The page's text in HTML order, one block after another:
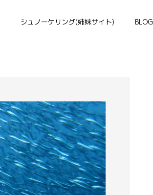
シュノーケリング(姉妹サイト) BLOG